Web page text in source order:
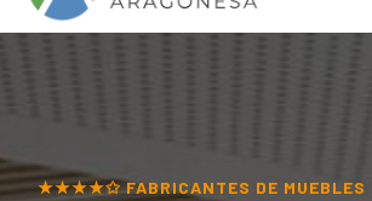
★★★★✩ FABRICANTES DE MUEBLES